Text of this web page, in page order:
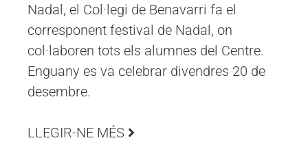
Nadal, el Col·legi de Benavarri fa el
corresponent festival de Nadal, on
col·laboren tots els alumnes del Centre.
Enguany es va celebrar divendres 20 de
desembre.
LLEGIR-NE MÉS